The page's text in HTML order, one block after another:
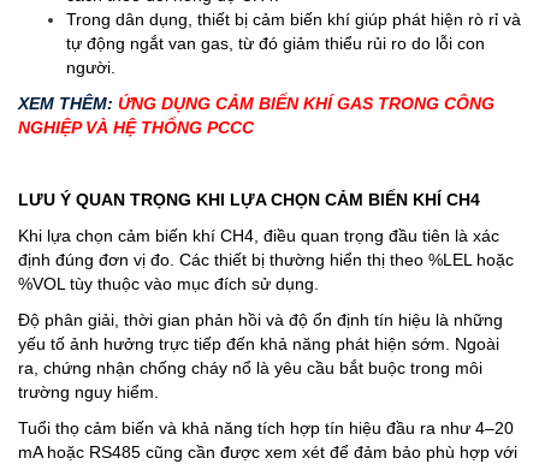
Trong dân dụng, thiết bị cảm biến khí giúp phát hiện rò rỉ và
tự động ngắt van gas, từ đó giảm thiểu rủi ro do lỗi con
người.
XEM THÊM: ỨNG DỤNG CẢM BIẾN KHÍ GAS TRONG CÔNG
NGHIỆP VÀ HỆ THỐNG PCCC
LƯU Ý QUAN TRỌNG KHI LỰA CHỌN CẢM BIẾN KHÍ CH4
Khi lựa chọn cảm biến khí CH4, điều quan trọng đầu tiên là xác
định đúng đơn vị đo. Các thiết bị thường hiển thị theo %LEL hoặc
%VOL tùy thuộc vào mục đích sử dụng.
Độ phân giải, thời gian phản hồi và độ ổn định tín hiệu là những
yếu tố ảnh hưởng trực tiếp đến khả năng phát hiện sớm. Ngoài
ra, chứng nhận chống cháy nổ là yêu cầu bắt buộc trong môi
trường nguy hiểm.
Tuổi thọ cảm biến và khả năng tích hợp tín hiệu đầu ra như 4–20
mA hoặc RS485 cũng cần được xem xét để đảm bảo phù hợp với